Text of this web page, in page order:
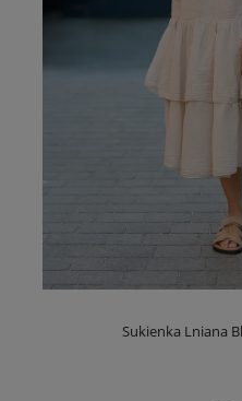
Sukienka Lniana